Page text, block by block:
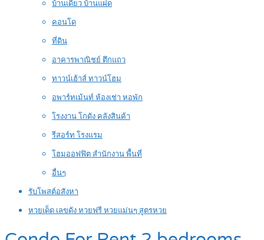
บ้านเดี่ยว บ้านแฝด
คอนโด
ที่ดิน
อาคารพาณิชย์ ตึกแถว
ทาวน์เฮ้าส์ ทาวน์โฮม
อพาร์ทเม้นท์ ห้องเช่า หอพัก
โรงงาน โกดัง คลังสินค้า
รีสอร์ท โรงแรม
โฮมออฟฟิต สำนักงาน พื้นที่
อื่นๆ
รับโพสต์อสังหา
หวยเด็ด เลขดัง หวยฟรี หวยแม่นๆ สูตรหวย